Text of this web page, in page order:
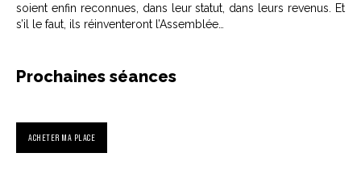
soient enfin reconnues, dans leur statut, dans leurs revenus. Et
s’il le faut, ils réinventeront l’Assemblée…
Prochaines séances
ACHETER MA PLACE